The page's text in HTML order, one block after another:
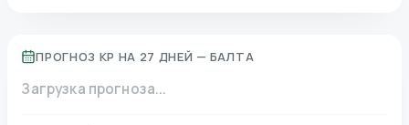
ПРОГНОЗ KP НА 27 ДНЕЙ — БАЛТА
Загрузка прогноза...